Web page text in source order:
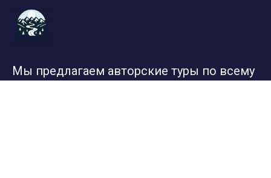
Мы предлагаем авторские туры по всему